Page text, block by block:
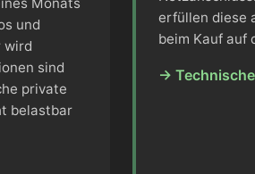
und
wird
sind
private
belastbar
erfüllen diese
beim Kauf auf
→